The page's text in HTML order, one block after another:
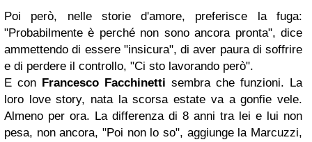
Poi però, nelle storie d'amore, preferisce la fuga:
"Probabilmente è perché non sono ancora pronta", dice
ammettendo di essere "insicura", di aver paura di soffrire
e di perdere il controllo, "Ci sto lavorando però".
E con Francesco Facchinetti sembra che funzioni. La
loro love story, nata la scorsa estate va a gonfie vele.
Almeno per ora. La differenza di 8 anni tra lei e lui non
pesa, non ancora, "Poi non lo so", aggiunge la Marcuzzi,